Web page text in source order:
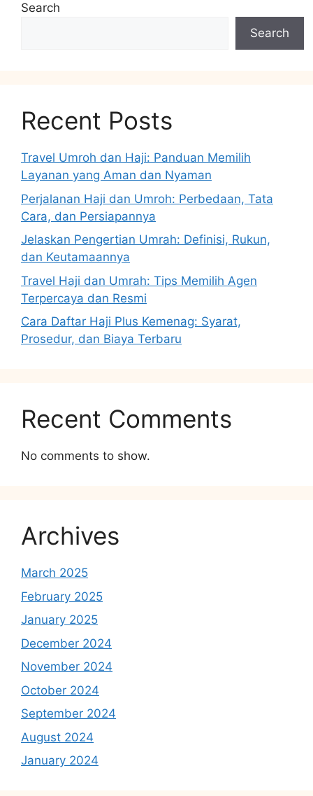
Search
Search
Recent Posts
Travel Umroh dan Haji: Panduan Memilih
Layanan yang Aman dan Nyaman
Perjalanan Haji dan Umroh: Perbedaan, Tata
Cara, dan Persiapannya
Jelaskan Pengertian Umrah: Definisi, Rukun,
dan Keutamaannya
Travel Haji dan Umrah: Tips Memilih Agen
Terpercaya dan Resmi
Cara Daftar Haji Plus Kemenag: Syarat,
Prosedur, dan Biaya Terbaru
Recent Comments
No comments to show.
Archives
March 2025
February 2025
January 2025
December 2024
November 2024
October 2024
September 2024
August 2024
January 2024